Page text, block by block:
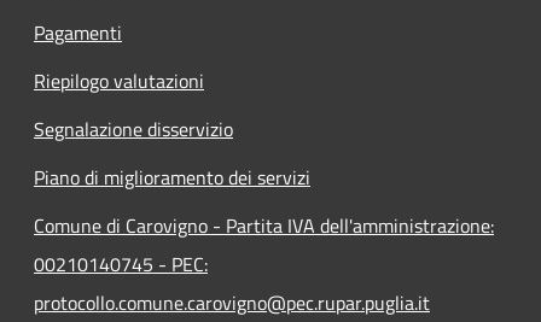
Pagamenti
Riepilogo valutazioni
Segnalazione disservizio
Piano di miglioramento dei servizi
Comune di Carovigno - Partita IVA dell'amministrazione:
00210140745 - PEC:
protocollo.comune.carovigno@pec.rupar.puglia.it